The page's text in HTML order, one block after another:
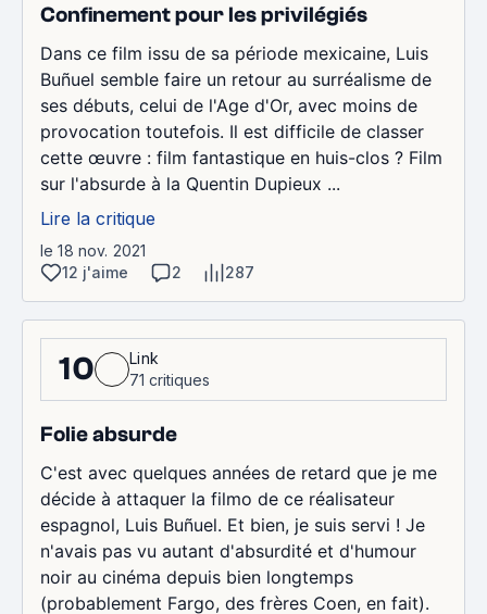
Confinement pour les privilégiés
Dans ce film issu de sa période mexicaine, Luis
Buñuel semble faire un retour au surréalisme de
ses débuts, celui de l'Age d'Or, avec moins de
provocation toutefois. Il est difficile de classer
cette œuvre : film fantastique en huis-clos ? Film
sur l'absurde à la Quentin Dupieux ...
Lire la critique
le 18 nov. 2021
12 j'aime
2 287
10
Link
71 critiques
Folie absurde
C'est avec quelques années de retard que je me
décide à attaquer la filmo de ce réalisateur
espagnol, Luis Buñuel. Et bien, je suis servi ! Je
n'avais pas vu autant d'absurdité et d'humour
noir au cinéma depuis bien longtemps
(probablement Fargo, des frères Coen, en fait).